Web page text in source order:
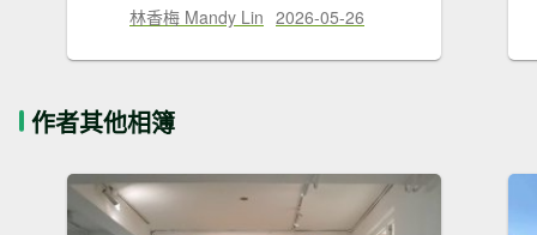
林香梅 Mandy Lin 2026-05-26
作者其他相簿